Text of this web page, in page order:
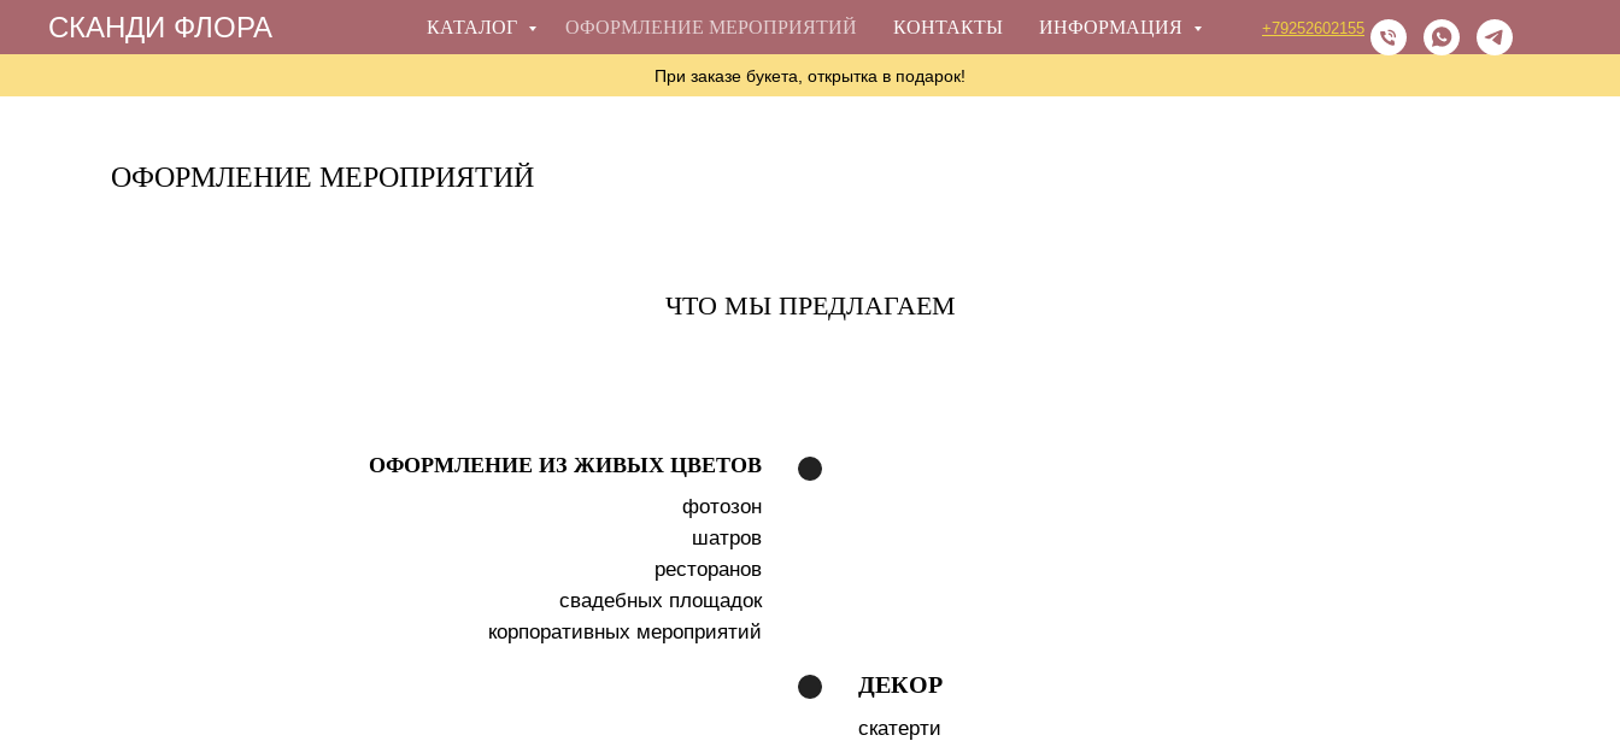
СКАНДИ ФЛОРА КАТАЛОГ ОФОРМЛЕНИЕ МЕРОПРИЯТИЙ КОНТАКТЫ ИНФОРМАЦИЯ +79252602155
При заказе букета, открытка в подарок!
ОФОРМЛЕНИЕ МЕРОПРИЯТИЙ
ЧТО МЫ ПРЕДЛАГАЕМ
ОФОРМЛЕНИЕ ИЗ ЖИВЫХ ЦВЕТОВ
фотозон
шатров
ресторанов
свадебных площадок
корпоративных мероприятий
ДЕКОР
скатерти